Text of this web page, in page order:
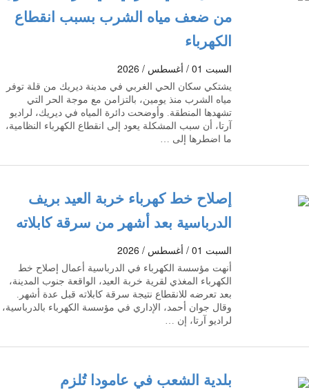
من ضعف مياه الشرب بسبب انقطاع
الكهرباء
السبت 01 / أغسطس / 2026
يشتكي سكان الحي الغربي في مدينة ديريك من قلة توفر
مياه الشرب منذ يومين، بالتزامن مع موجة الحر التي
تشهدها المنطقة. وأوضحت دائرة المياه في ديريك، لراديو
آرتا، أن سبب المشكلة يعود إلى انقطاع الكهرباء النظامية،
ما اضطرها إلى …
إصلاح خط كهرباء خربة العيد بريف
الدرباسية بعد أشهر من سرقة كابلاته
السبت 01 / أغسطس / 2026
أنهت مؤسسة الكهرباء في الدرباسية أعمال إصلاح خط
الكهرباء المغذي لقرية خربة العيد، الواقعة جنوب المدينة،
بعد تعرضه للانقطاع نتيجة سرقة كابلاته قبل عدة أشهر.
وقال جوان أحمد، الإداري في مؤسسة الكهرباء بالدرباسية،
لراديو آرتا، إن …
بلدية الشعب في عامودا تُلزم